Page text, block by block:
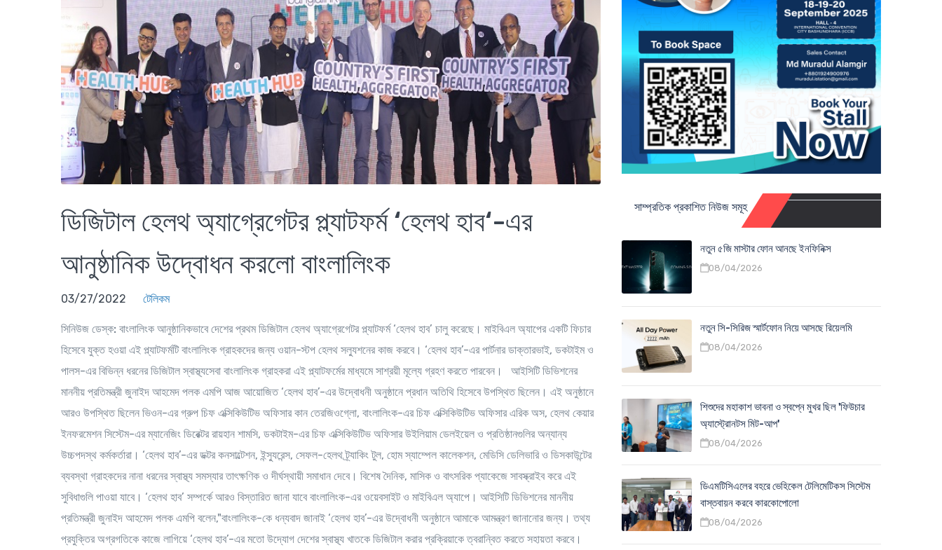
ডিজিটাল হেলথ অ্যাগ্রেগেটর প্ল্যাটফর্ম ‘হেলথ হাব‘-এর
আনুষ্ঠানিক উদ্বোধন করলো বাংলালিংক
03/27/2022 টেলিকম
সিনিউজ ডেস্ক: বাংলালিংক আনুষ্ঠানিকভাবে দেশের প্রথম ডিজিটাল হেলথ অ্যাগ্রেগেটর প্ল্যাটফর্ম ‘হেলথ হাব’ চালু করেছে। মাইবিএল অ্যাপের একটি ফিচার
হিসেবে যুক্ত হওয়া এই প্ল্যাটফর্মটি বাংলালিংক গ্রাহকদের জন্য ওয়ান-স্টপ হেলথ সল্যুশনের কাজ করবে। ‘হেলথ হাব’-এর পার্টনার ডাক্তারভাই, ডকটাইম ও
পালস-এর বিভিন্ন ধরনের ডিজিটাল স্বাস্থ্যসেবা বাংলালিংক গ্রাহকরা এই প্ল্যাটফর্মের মাধ্যমে সাশ্রয়ী মূল্যে গ্রহণ করতে পারবেন।
আইসিটি ডিভিশনের
মাননীয় প্রতিমন্ত্রী জুনাইদ আহমেদ পলক এমপি আজ আয়োজিত ‘হেলথ হাব’-এর উদ্বোধনী অনুষ্ঠানে প্রধান অতিথি হিসেবে উপস্থিত ছিলেন। এই অনুষ্ঠানে
আরও উপস্থিত ছিলেন ভিওন-এর গ্রুপ চিফ এক্সিকিউটিভ অফিসার কান তেরজিওগ্লো, বাংলালিংক-এর চিফ এক্সিকিউটিভ অফিসার এরিক অস, হেলথ কেয়ার
ইনফরমেশন সিস্টেম-এর ম্যানেজিং ডিরেক্টর রায়হান শামসি, ডকটাইম-এর চিফ এক্সিকিউটিভ অফিসার উইলিয়াম ডেলইয়েল ও প্রতিষ্ঠানগুলির অন্যান্য
উচ্চপদস্থ কর্মকর্তারা। ‘হেলথ হাব’-এর ডক্টর কনসাল্টেশন, ইন্স্যুরেন্স, সেফল-হেলথ ট্র্যাকিং টুল, হোম স্যাম্পেল কালেকশন, মেডিসি ডেলিভারি ও ডিসকাউন্টের
ব্যবস্থা গ্রাহকদের নানা ধরনের স্বাস্থ্য সমস্যার তাৎক্ষণিক ও দীর্ঘস্থায়ী সমাধান দেবে। বিশেষ দৈনিক, মাসিক ও বাৎসরিক প্যাকেজে সাবস্ক্রাইব করে এই
সুবিধাগুলি পাওয়া যাবে। ‘হেলথ হাব’ সম্পর্কে আরও বিস্তারিত জানা যাবে বাংলালিংক-এর ওয়েবসাইট ও মাইবিএল অ্যাপে। আইসিটি ডিভিশনের মাননীয়
প্রতিমন্ত্রী জুনাইদ আহমেদ পলক এমপি বলেন,"বাংলালিংক-কে ধন্যবাদ জানাই ‘হেলথ হাব’-এর উদ্বোধনী অনুষ্ঠানে আমাকে আমন্ত্রণ জানানোর জন্য। তথ্য
প্রযুক্তির অগ্রগতিকে কাজে লাগিয়ে ‘হেলথ হাব’-এর মতো উদ্যোগ দেশের স্বাস্থ্য খাতকে ডিজিটাল করার প্রক্রিয়াকে ত্বরান্বিত করতে সহায়তা করবে।
সাম্প্রতিক প্রকাশিত নিউজ সমূহ
নতুন ৫জি মাস্টার ফোন আনছে ইনফিনিক্স
08/04/2026
নতুন সি-সিরিজ স্মার্টফোন নিয়ে আসছে রিয়েলমি
08/04/2026
শিশুদের মহাকাশ ভাবনা ও স্বপ্নে মুখর ছিল 'ফিউচার
অ্যাস্ট্রোনটস মিট-আপ'
08/04/2026
ডিএমটিসিএলের বহরে ভেহিকেল টেলিমেটিকস সিস্টেম
বাস্তবায়ন করবে কারকোপোলো
08/04/2026